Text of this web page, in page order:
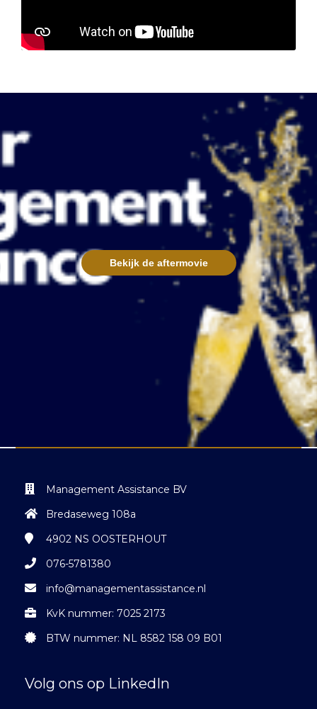
Bekijk de aftermovie
Management Assistance BV
Bredaseweg 108a
4902 NS OOSTERHOUT
076-5781380
info@managementassistance.nl
KvK nummer: 7025 2173
BTW nummer: NL 8582 158 09 B01
Volg ons op LinkedIn